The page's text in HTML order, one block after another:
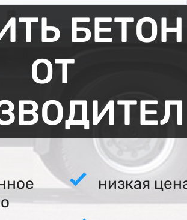
БЕТОН
ОТ
низкая